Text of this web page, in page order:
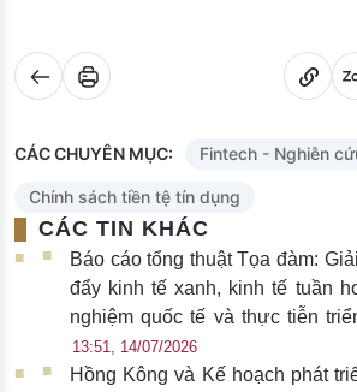
CÁC CHUYÊN MỤC: Fintech - Nghiên
Chính sách tiền tệ tín dụng
CÁC TIN KHÁC
Báo cáo tổng thuật Tọa đàm:
đẩy kinh tế xanh, kinh tế tuần
nghiệm quốc tế và thực tiễn
13:51, 14/07/2026
Hồng Kông và Kế hoạch phát